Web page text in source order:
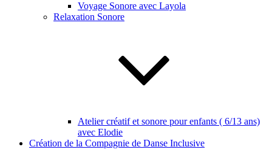
Voyage Sonore avec Layola
Relaxation Sonore
Atelier créatif et sonore pour enfants ( 6/13 ans)
avec Elodie
Création de la Compagnie de Danse Inclusive